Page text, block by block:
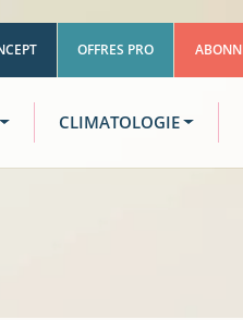
OFFRES PRO
CLIMATOLOGIE